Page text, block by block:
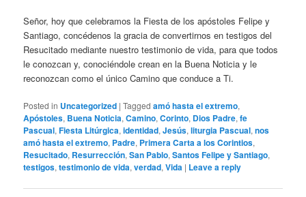
Señor, hoy que celebramos la Fiesta de los apóstoles Felipe y
Santiago, concédenos la gracia de convertirnos en testigos del
Resucitado mediante nuestro testimonio de vida, para que todos
le conozcan y, conociéndole crean en la Buena Noticia y le
reconozcan como el único Camino que conduce a Ti.
Posted in Uncategorized |Tagged amó hasta el extremo,
Apóstoles, Buena Noticia,Camino,Corinto, Dios Padre,fe
Pascual,Fiesta Litúrgica,identidad,Jesús,liturgia Pascual,nos
amó hasta el extremo, Padre, Primera Carta a los Corintios,
Resucitado, Resurrección,San Pablo,Santos Felipe y Santiago,
testigos,testimonio de vida,verdad,Vida | Leave a reply